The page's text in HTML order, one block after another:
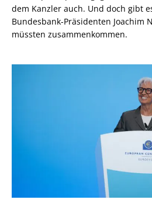
dem Kanzler auch. Und doch gibt
Bundesbank-Präsidenten Joachim
müssten zusammenkommen.